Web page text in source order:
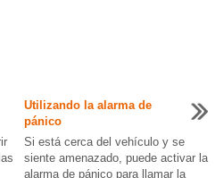
Utilizando la alarma de
pánico
Si está cerca del vehículo y se
siente amenazado, puede activar la
alarma de pánico para llamar la